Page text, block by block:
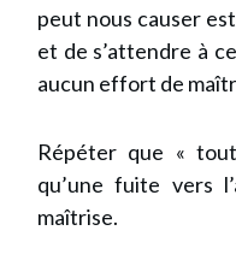
peut nous causer
et de s’attendre à
aucun effort de
Répéter que «
qu’une fuite vers
maîtrise.